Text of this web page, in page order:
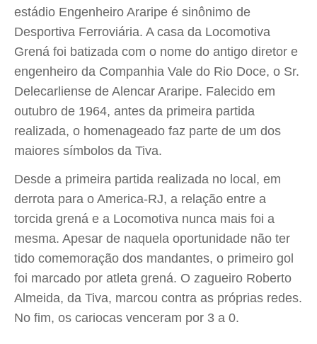
estádio Engenheiro Araripe é sinônimo de
Desportiva Ferroviária. A casa da Locomotiva
Grená foi batizada com o nome do antigo diretor e
engenheiro da Companhia Vale do Rio Doce, o Sr.
Delecarliense de Alencar Araripe. Falecido em
outubro de 1964, antes da primeira partida
realizada, o homenageado faz parte de um dos
maiores símbolos da Tiva.
Desde a primeira partida realizada no local, em
derrota para o America-RJ, a relação entre a
torcida grená e a Locomotiva nunca mais foi a
mesma. Apesar de naquela oportunidade não ter
tido comemoração dos mandantes, o primeiro gol
foi marcado por atleta grená. O zagueiro Roberto
Almeida, da Tiva, marcou contra as próprias redes.
No fim, os cariocas venceram por 3 a 0.